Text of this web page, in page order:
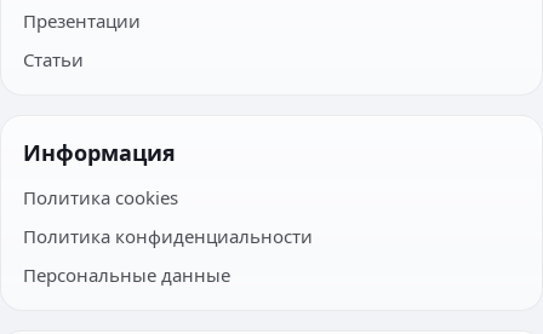
Презентации
Статьи
Информация
Политика cookies
Политика конфиденциальности
Персональные данные